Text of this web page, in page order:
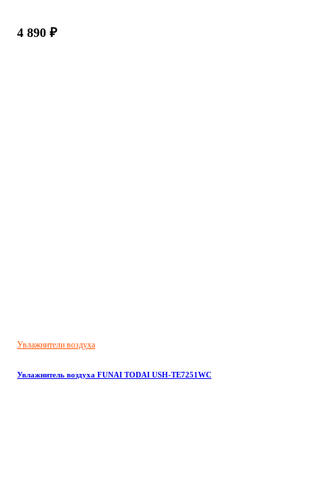
4 890 ₽
Увлажнители воздуха
Увлажнитель воздуха FUNAI TODAI USH-TE7251WC